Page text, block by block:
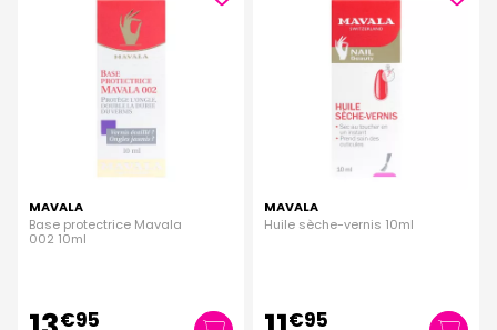
MAVALA
Base protectrice Mavala
002 10ml
€95
MAVALA
Huile sèche-vernis 10ml
€95